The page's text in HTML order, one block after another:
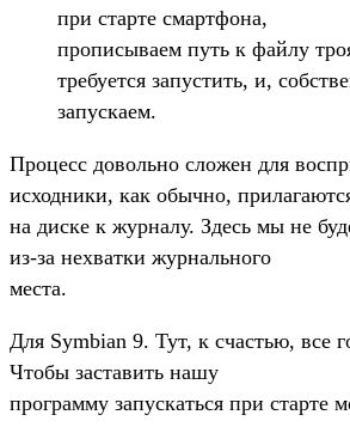
при старте смартфона,
прописываем путь к файлу
требуется запустить, и,
запускаем.
Процесс довольно сложен для
исходники, как обычно,
на диске к журналу. Здесь мы не
из-за нехватки журнального
места.
Для Symbian 9. Тут, к счастью, все
Чтобы заставить нашу
программу запускаться при старте